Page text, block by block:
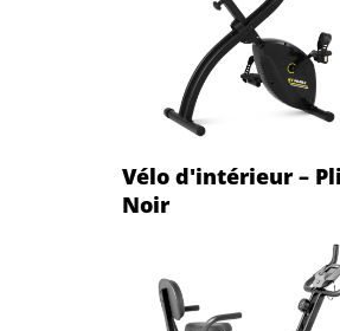
Vélo d'intérieur –
Noir